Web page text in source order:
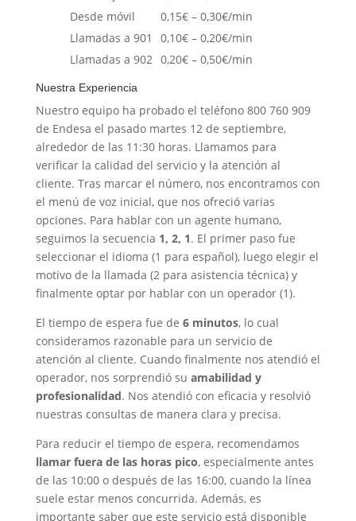
Desde móvil
0,15€ – 0,30€/min
Llamadas a 901
0,10€ – 0,20€/min
Llamadas a 902 0,20€ – 0,50€/min
Nuestra Experiencia
Nuestro equipo ha probado el teléfono 800 760 909
de Endesa el pasado martes 12 de septiembre,
alrededor de las 11:30 horas. Llamamos para
verificar la calidad del servicio y la atención al
cliente. Tras marcar el número, nos encontramos con
el menú de voz inicial, que nos ofreció varias
opciones. Para hablar con un agente humano,
seguimos la secuencia 1, 2, 1. El primer paso fue
seleccionar el idioma (1 para español), luego elegir el
motivo de la llamada (2 para asistencia técnica) y
finalmente optar por hablar con un operador (1).
El tiempo de espera fue de 6 minutos, lo cual
consideramos razonable para un servicio de
atención al cliente. Cuando finalmente nos atendió el
operador, nos sorprendió su amabilidad y
profesionalidad. Nos atendió con eficacia y resolvió
nuestras consultas de manera clara y precisa.
Para reducir el tiempo de espera, recomendamos
llamar fuera de las horas pico, especialmente antes
de las 10:00 o después de las 16:00, cuando la línea
suele estar menos concurrida. Además, es
importante saber que este servicio está disponible